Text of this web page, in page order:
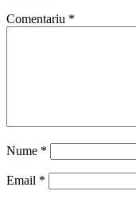
Comentariu *
Nume *
Email *